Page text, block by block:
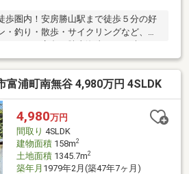
歩圏内！安房勝山駅まで徒歩５分の好
・釣り・散歩・サイクリングなど、多
できます♪別荘やセカンドハウス◎ご家
ご利用いただけます。
富浦町南無谷 4,980万円 4SLDK
4,980万円
間取り 4SLDK
建物面積158m2
土地面積1345.7m2
築年月 1979年2月(築47年7ヶ月)